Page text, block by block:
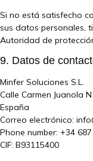
Si no está satisfecho
sus datos personales,
Autoridad de
9. Datos de
Minfer Soluciones S.L.
Calle Carmen Juanola
España
Correo electrónico:
Phone number: +34
CIF: B93115400